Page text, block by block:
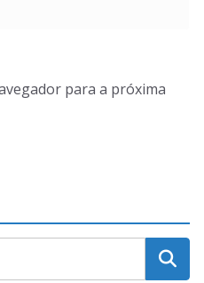
para a próxima